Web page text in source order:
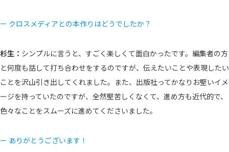
ー クロスメディアとの本作りはどうでしたか？
杉生： シンプルに言うと、すごく楽しくて面白かったです。編集者の方
と何度も話して打ち合わせをするのですが、伝えたいことや表現したい
ことを沢山引き出してくれました。また、出版社ってかなりお堅いイメ
ージを持っていたのですが、全然堅苦しくなくて、進め方も近代的で、
色々なことをスムーズに進めてくださいました。
ー ありがとうございます！